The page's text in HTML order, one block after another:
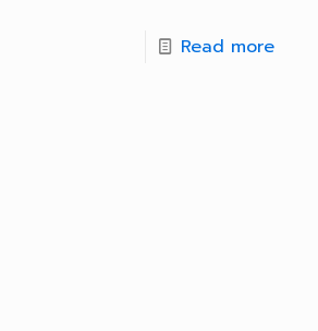
Read more